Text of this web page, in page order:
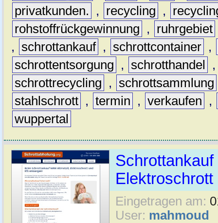
privatkunden.
, recycling ,
rohstoffrückgewinnung
, ruhrgebiet
,
schrottankauf , schrottcontainer ,
schrottentsorgung
, schrotthandel
schrottrecycling
, schrottsammlung
stahlschrott , termin , verkaufen
,
wuppertal
Schrottankauf
Elektroschrott
Eingetragen am:
User: mahmoud